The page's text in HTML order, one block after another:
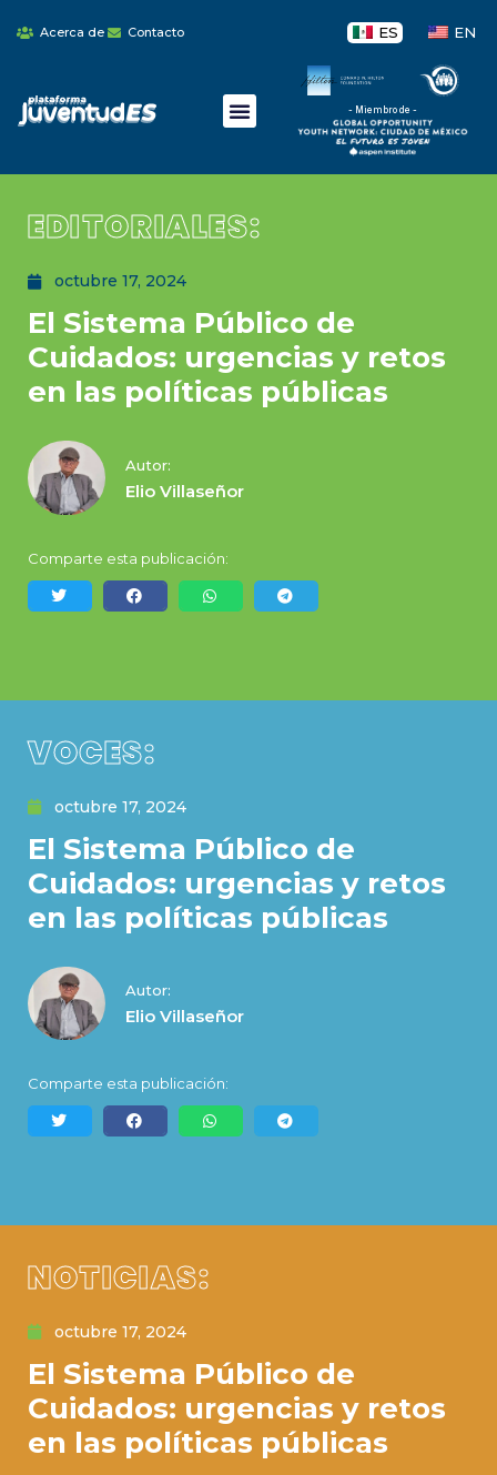
Acerca de Contacto ES EN
- Miembro de -
EDITORIALES:
octubre 17, 2024
El Sistema Público de
Cuidados: urgencias y retos
en las políticas públicas
Autor:
Elio Villaseñor
Comparte esta publicación:
VOCES:
octubre 17, 2024
El Sistema Público de
Cuidados: urgencias y retos
en las políticas públicas
Autor:
Elio Villaseñor
Comparte esta publicación:
NOTICIAS:
octubre 17, 2024
El Sistema Público de
Cuidados: urgencias y retos
en las políticas públicas